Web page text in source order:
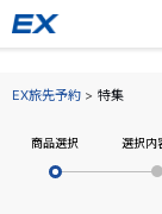
EX旅先予約 特集
商品選択 選択内